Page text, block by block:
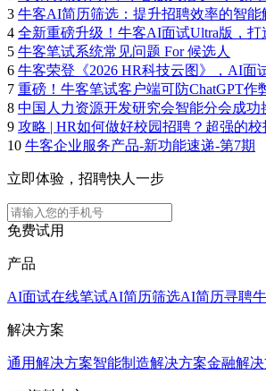
3 牛客AI简历筛选：提升招聘效率的智能
4 全新重磅升级！牛客AI面试Ultra版，打
5 牛客笔试系统常见问题 For 候选人
6 牛客荣登《2026 HR科技云图》，AI面
7 重磅！牛客笔试客户端可防ChatGPT作
8 中国人力资源开发研究会智能分会成
9 攻略 | HR如何做好校园招聘？超强的校
10 牛客企业服务产品-新功能速递-第7期
立即体验，招聘快人一步
免费试用
产品
AI面试在线笔试AI简历筛选AI简历寻聘
解决方案
通用解决方案智能制造解决方案金融解